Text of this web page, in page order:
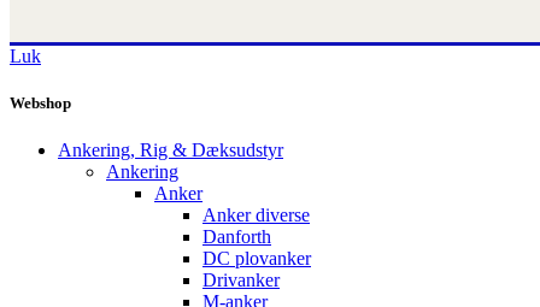
Luk
Webshop
Ankering, Rig & Dæksudstyr
Ankering
Anker
Anker diverse
Danforth
DC plovanker
Drivanker
M-anker